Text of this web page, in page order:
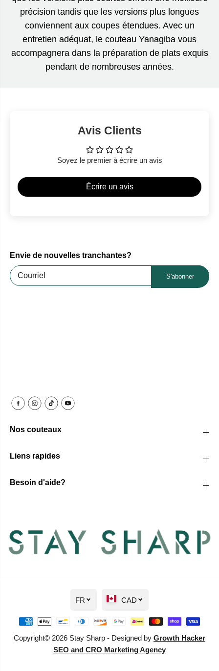
précision tandis que les versions plus longues
conviennent aux coupes étendues. Avec un
entretien adéquat, le couteau Yanagiba vous
accompagnera dans la préparation de plats exquis
pendant de nombreuses années.
Avis Clients
Soyez le premier à écrire un avis
Écrire un avis
Envie de nouvelles tranchantes?
S'abonner
Nos couteaux
Liens rapides
Besoin d'aide?
Copyright© 2026 Stay Sharp - Designed by Growth Hacker
SEO and CRO Marketing Agency
FR CAD